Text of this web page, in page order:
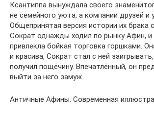
Ксантиппа вынуждала своего
не семейного уюта, а компании друзей и
Общепринятая версия истории их брака
Сократ однажды ходил по рынку Афин, и
привлекла бойкая торговка горшками.
и красива, Сократ стал с ней
получил пощёчину. Впечатлённый, он
выйти за него замуж.
Античные Афины. Современная